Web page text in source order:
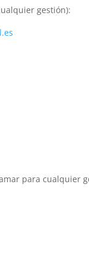
gestión):
para cualquier